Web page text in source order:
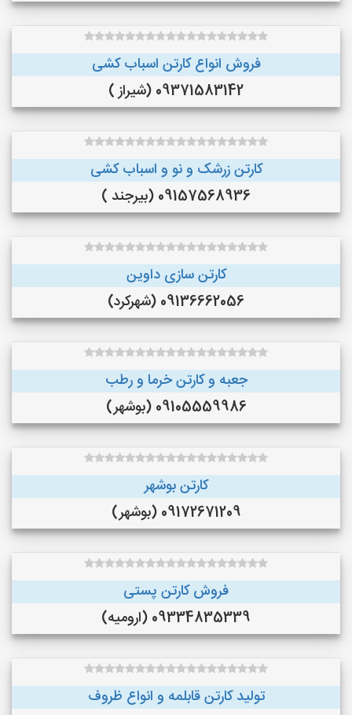
فروش انواع کارتن اسباب کشی
09371583142 (شیراز )
کارتن زرشک و نو و اسباب کشی
09157568936 (بیرجند )
کارتن سازی داوین
09136662056 (شهرکرد)
جعبه و کارتن خرما و‌ رطب
09105559986 (بوشهر)
کارتن بوشهر
09172671209 (بوشهر)
فروش کارتن پستی
09334835339 (ارومیه)
تولید کارتن قابلمه و انواع ظروف